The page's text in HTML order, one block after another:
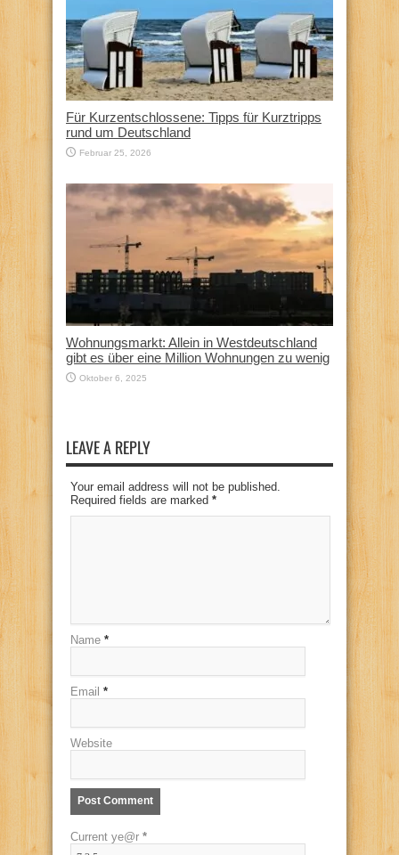
Für Kurzentschlossene: Tipps für Kurztripps
rund um Deutschland
Februar 25, 2026
Wohnungsmarkt: Allein in Westdeutschland
gibt es über eine Million Wohnungen zu wenig
Oktober 6, 2025
LEAVE A REPLY
Your email address will not be published.
Required fields are marked *
Name *
Email *
Website
Current ye@r *